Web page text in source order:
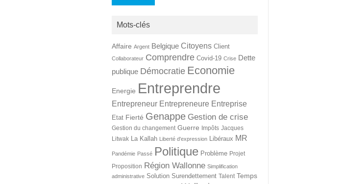
Mots-clés
Affaire Argent Belgique Citoyens Client
Collaborateur Comprendre Covid-19 Crise Dette
publique Démocratie Economie
Energie Entreprendre
Entrepreneur Entrepreneure Entreprise
Etat Fierté Genappe Gestion de crise
Gestion du changement Guerre Impôts Jacques
Litwak La Kallah Liberté d'expression Libéraux MR
Pandémie Passé Politique Problème Projet
Proposition Région Wallonne Simplification
administrative Solution Surendettement Talent Temps